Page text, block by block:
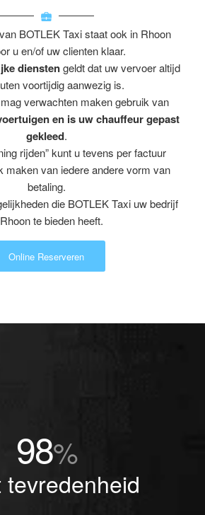
BOTLEK Taxi staat ook in Rhoon
u en/of uw clienten klaar.
dienstengeldt dat uw vervoer altijd
voortijdig aanwezig is.
verwachten maken gebruik van
en is uw chauffeur gepast
gekleed.
rijden” kunt u tevens per factuur
maken van iedere andere vorm van
betaling.
die BOTLEK Taxi uw bedrijf
te bieden heeft.
Online Reserveren
98%
tevredenheid